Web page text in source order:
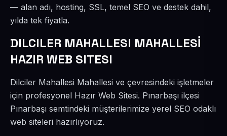
— alan adı, hosting, SSL, temel SEO ve destek dahil,
yılda tek fiyatla.
DILCILER MAHALLESI MAHALLESİ
HAZIR WEB SITESI
Dilciler Mahallesi Mahallesi ve çevresindeki işletmeler
için profesyonel Hazır Web Sitesi. Pınarbaşı ilçesi
Pınarbaşı semtindeki müşterilerimize yerel SEO odaklı
web siteleri hazırlıyoruz.